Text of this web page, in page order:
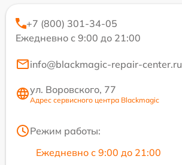
+7 (800) 301-34-05
Ежедневно с 9:00 до 21:00
info@blackmagic-repair-center.ru
ул. Воровского, 77
Адрес сервисного центра Blackmagic
Режим работы:
Ежедневно с 9:00 до 21:00